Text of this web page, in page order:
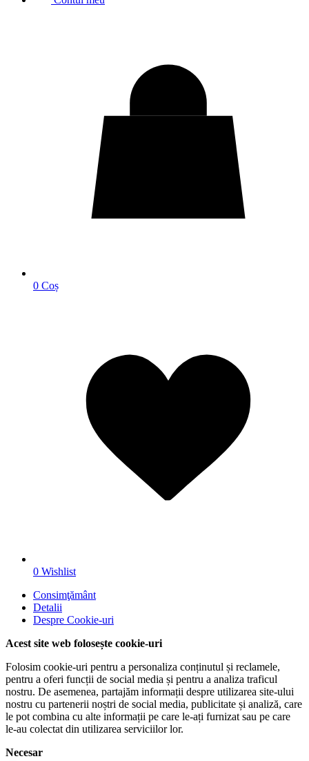
0 Coș
0 Wishlist
Consimţământ
Detalii
Despre Cookie-uri
Acest site web folosește cookie-uri
Folosim cookie-uri pentru a personaliza conținutul și reclamele,
pentru a oferi funcții de social media și pentru a analiza traficul
nostru. De asemenea, partajăm informații despre utilizarea site-ului
nostru cu partenerii noștri de social media, publicitate și analiză, care
le pot combina cu alte informații pe care le-ați furnizat sau pe care
le-au colectat din utilizarea serviciilor lor.
Necesar